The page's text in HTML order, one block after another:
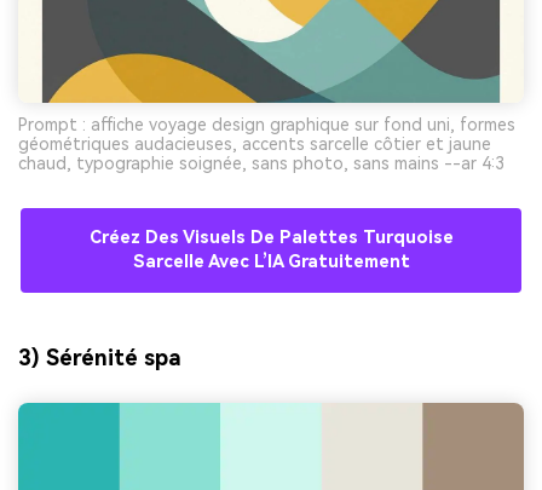
Prompt : affiche voyage design graphique sur fond uni, formes
géométriques audacieuses, accents sarcelle côtier et jaune
chaud, typographie soignée, sans photo, sans mains --ar 4:3
Créez Des Visuels De Palettes Turquoise
Sarcelle Avec L’IA Gratuitement
3) Sérénité spa